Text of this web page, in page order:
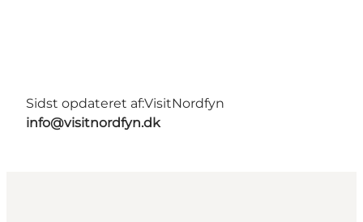
Sidst opdateret af:VisitNordfyn
info@visitnordfyn.dk